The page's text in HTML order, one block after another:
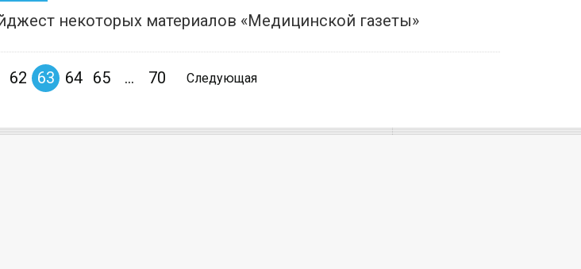
некоторых материалов «Медицинской газеты»
62 63 64 65 ... 70 Следующая